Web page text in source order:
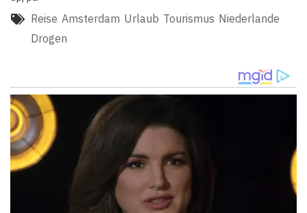
Reise Amsterdam Urlaub Tourismus Niederlande
Drogen